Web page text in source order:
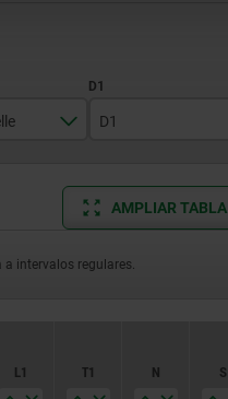
D1
2,7
AMPLIAR TABLA
intervalos regulares.
L1 T1 N S